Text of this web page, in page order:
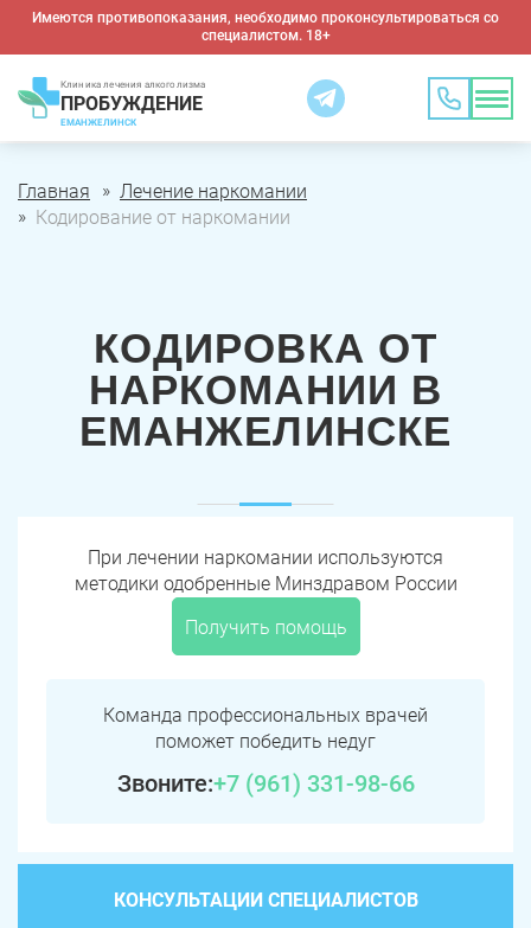
Имеются противопоказания, необходимо проконсультироваться со
специалистом. 18+
Клиника лечения алкоголизма
ПРОБУЖДЕНИЕ
ЕМАНЖЕЛИНСК
Главная
Лечение наркомании
Кодирование от наркомании
КОДИРОВКА ОТ
НАРКОМАНИИ В
ЕМАНЖЕЛИНСКЕ
При лечении наркомании используются
методики одобренные Минздравом России
Получить помощь
Команда профессиональных врачей
поможет победить недуг
Звоните:+7 (961) 331-98-66
КОНСУЛЬТАЦИИ СПЕЦИАЛИСТОВ